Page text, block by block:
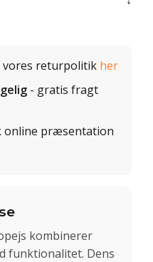
vores returpolitik her
- gratis fragt
online præsentation
kombinerer
funktionalitet. Dens